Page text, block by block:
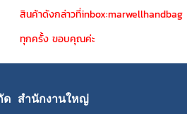
สินค้าดังกล่าวที่inbox:marwellhandbag
ทุกครั้ง ขอบคุณค่ะ
ด สำนักงานใหญ่